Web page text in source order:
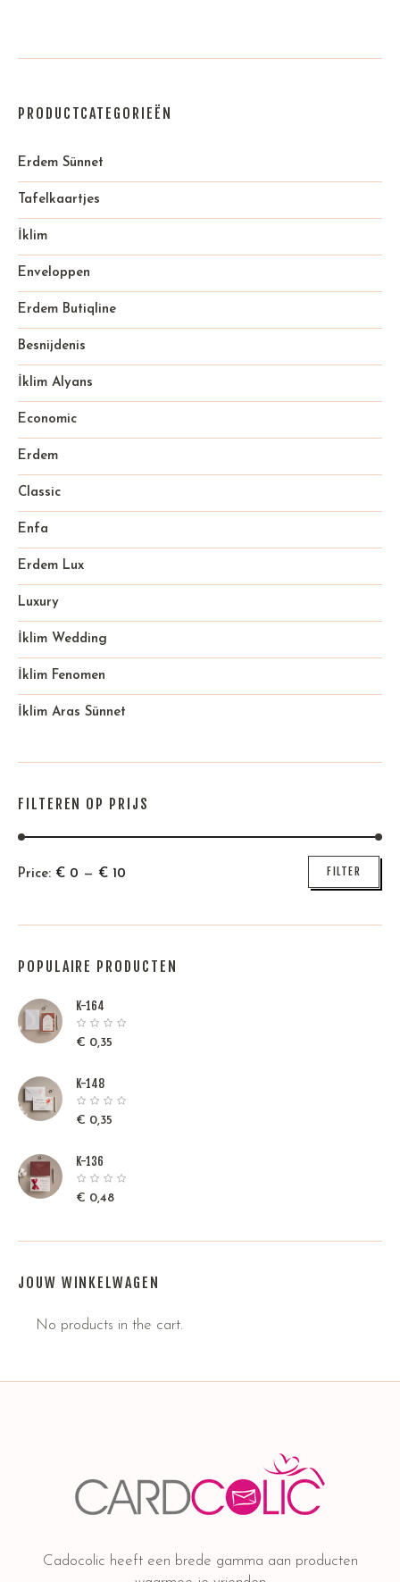
PRODUCTCATEGORIEËN
Erdem Sünnet
Tafelkaartjes
İklim
Enveloppen
Erdem Butiqline
Besnijdenis
İklim Alyans
Economic
Erdem
Classic
Enfa
Erdem Lux
Luxury
İklim Wedding
İklim Fenomen
İklim Aras Sünnet
FILTEREN OP PRIJS
Min
Max
FILTER
Price: € 0 — € 10
POPULAIRE PRODUCTEN
K-164
€ 0,35
K-148
€ 0,35
K-136
€ 0,48
JOUW WINKELWAGEN
No products in the cart.
Cadocolic heeft een brede gamma aan producten